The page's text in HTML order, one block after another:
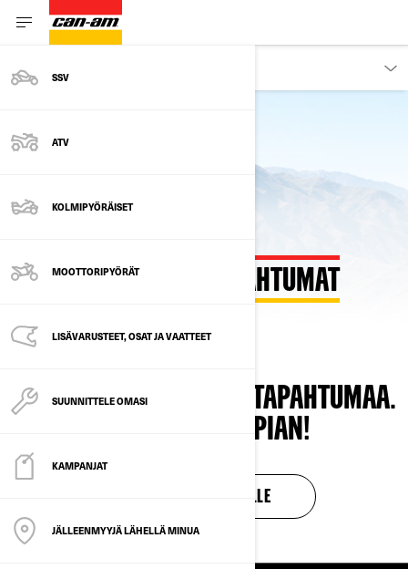
SSV
ATV
KOLMIPYÖRÄISET
MOOTTORIPYÖRÄT
LISÄVARUSTEET, OSAT JA VAATTEET
SUUNNITTELE OMASI
KAMPANJAT
JÄLLEENMYYJÄ LÄHELLÄ MINUA
CAN-AM OFF-ROAD TAPAHTUMAT
TÄLLÄ HETKELLÄ EI OLE TAPAHTUMAA.
TULE TAKAISIN PIAN!
TAKAISIN KOTISIVULLE